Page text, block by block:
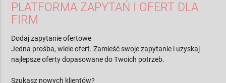
PLATFORMA ZAPYTAŃ I OFERT DLA
FIRM
Dodaj zapytanie ofertowe
Jedna prośba, wiele ofert. Zamieść swoje zapytanie i uzyskaj
najlepsze oferty dopasowane do Twoich potrzeb.
Szukasz nowych klientów?